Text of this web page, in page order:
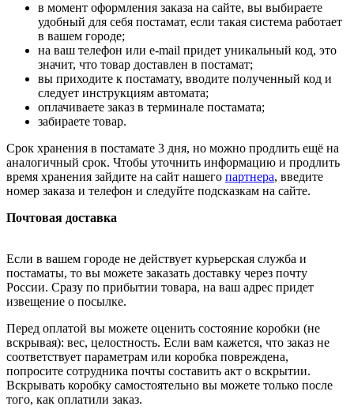
в момент оформления заказа на сайте, вы выбираете
удобный для себя постамат, если такая система работает
в вашем городе;
на ваш телефон или e-mail придет уникальный код, это
значит, что товар доставлен в постамат;
вы приходите к постамату, вводите полученный код и
следует инструкциям автомата;
оплачиваете заказ в терминале постамата;
забираете товар.
Срок хранения в постамате 3 дня, но можно продлить ещё на
аналогичный срок. Чтобы уточнить информацию и продлить
время хранения зайдите на сайт нашего партнера, введите
номер заказа и телефон и следуйте подсказкам на сайте.
Почтовая доставка
Если в вашем городе не действует курьерская служба и
постаматы, то вы можете заказать доставку через почту
России. Сразу по прибытии товара, на ваш адрес придет
извещение о посылке.
Перед оплатой вы можете оценить состояние коробки (не
вскрывая): вес, целостность. Если вам кажется, что заказ не
соответствует параметрам или коробка повреждена,
попросите сотрудника почты составить акт о вскрытии.
Вскрывать коробку самостоятельно вы можете только после
того, как оплатили заказ.